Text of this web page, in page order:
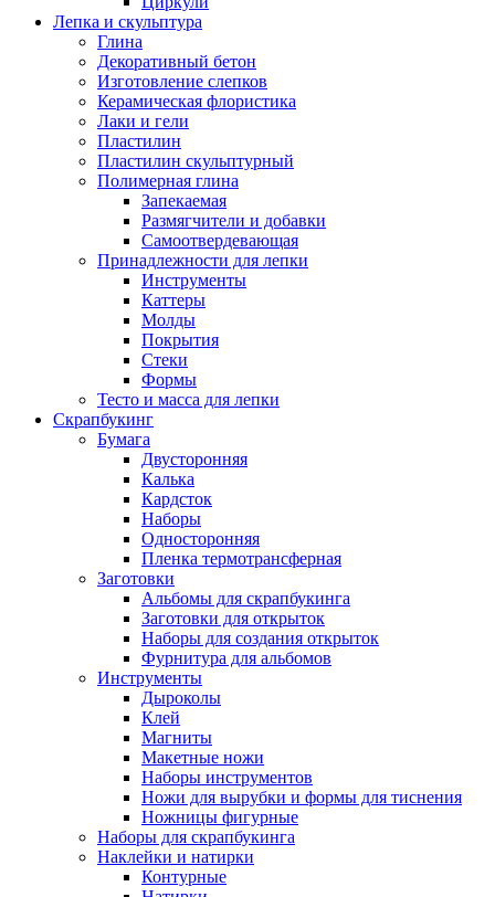
Лепка и скульптура
Глина
Декоративный бетон
Изготовление слепков
Керамическая флористика
Лаки и гели
Пластилин
Пластилин скульптурный
Полимерная глина
Запекаемая
Размягчители и добавки
Самоотвердевающая
Принадлежности для лепки
Инструменты
Каттеры
Молды
Покрытия
Стеки
Формы
Тесто и масса для лепки
Скрапбукинг
Бумага
Двусторонняя
Калька
Кардсток
Наборы
Односторонняя
Пленка термотрансферная
Заготовки
Альбомы для скрапбукинга
Заготовки для открыток
Наборы для создания открыток
Фурнитура для альбомов
Инструменты
Дыроколы
Клей
Магниты
Макетные ножи
Наборы инструментов
Ножи для вырубки и формы для тиснения
Ножницы фигурные
Наборы для скрапбукинга
Наклейки и натирки
Контурные